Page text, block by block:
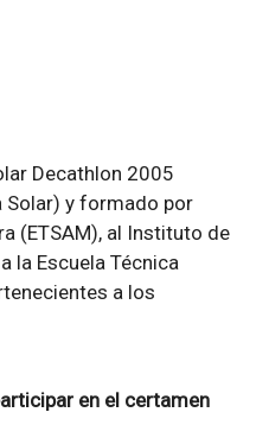
Decathlon 2005
Solar) y formado por
(ETSAM), al Instituto de
la Escuela Técnica
a los
en el certamen